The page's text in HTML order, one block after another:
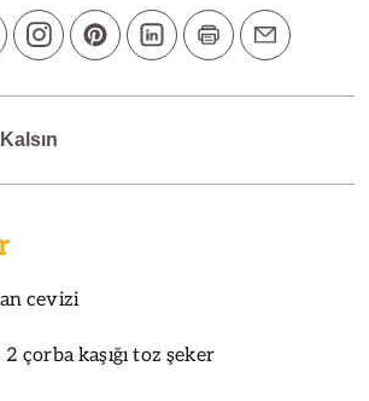
cevizi
2 çorba kaşığı toz şeker